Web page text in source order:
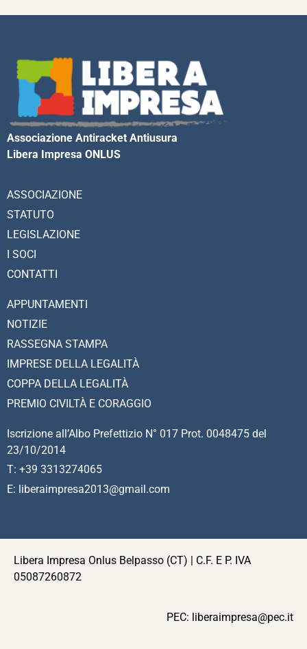
Associazione Antiracket Antiusura
Libera Impresa ONLUS
ASSOCIAZIONE
STATUTO
LEGISLAZIONE
I SOCI
CONTATTI
APPUNTAMENTI
NOTIZIE
RASSEGNA STAMPA
IMPRESE DELLA LEGALITÀ
COPPA DELLA LEGALITÀ
PREMIO CIVILTÀ E CORAGGIO
Iscrizione all’Albo Prefettizio N° 017 Prot. 0048475 del
23/10/2014
T: +39 3313274065
E: liberaimpresa2013@gmail.com
Libera Impresa Onlus Belpasso (CT) | C.F. E P. IVA
05087260872
PEC: liberaimpresa@pec.it